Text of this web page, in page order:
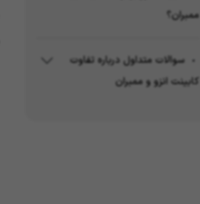
ممبران؟
سوالات متداول درباره تفاوت
کابینت انزو و ممبران